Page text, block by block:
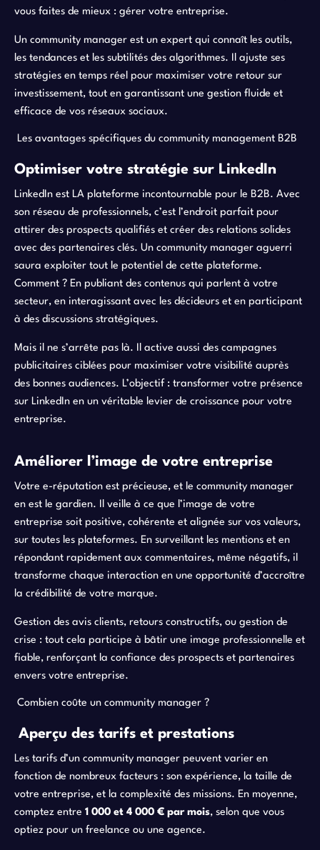
vous faites de mieux : gérer votre entreprise.
Un community manager est un expert qui connaît les outils,
les tendances et les subtilités des algorithmes. Il ajuste ses
stratégies en temps réel pour maximiser votre retour sur
investissement, tout en garantissant une gestion fluide et
efficace de vos réseaux sociaux.
Les avantages spécifiques du community management B2B
Optimiser votre stratégie sur LinkedIn
LinkedIn est LA plateforme incontournable pour le B2B. Avec
son réseau de professionnels, c’est l’endroit parfait pour
attirer des prospects qualifiés et créer des relations solides
avec des partenaires clés. Un community manager aguerri
saura exploiter tout le potentiel de cette plateforme.
Comment ? En publiant des contenus qui parlent à votre
secteur, en interagissant avec les décideurs et en participant
à des discussions stratégiques.
Mais il ne s’arrête pas là. Il active aussi des campagnes
publicitaires ciblées pour maximiser votre visibilité auprès
des bonnes audiences. L’objectif : transformer votre présence
sur LinkedIn en un véritable levier de croissance pour votre
entreprise.
Améliorer l’image de votre entreprise
Votre e-réputation est précieuse, et le community manager
en est le gardien. Il veille à ce que l’image de votre
entreprise soit positive, cohérente et alignée sur vos valeurs,
sur toutes les plateformes. En surveillant les mentions et en
répondant rapidement aux commentaires, même négatifs, il
transforme chaque interaction en une opportunité d’accroître
la crédibilité de votre marque.
Gestion des avis clients, retours constructifs, ou gestion de
crise : tout cela participe à bâtir une image professionnelle et
fiable, renforçant la confiance des prospects et partenaires
envers votre entreprise.
Combien coûte un community manager ?
Aperçu des tarifs et prestations
Les tarifs d’un community manager peuvent varier en
fonction de nombreux facteurs : son expérience, la taille de
votre entreprise, et la complexité des missions. En moyenne,
comptez entre 1 000 et 4 000 € par mois, selon que vous
optiez pour un freelance ou une agence.